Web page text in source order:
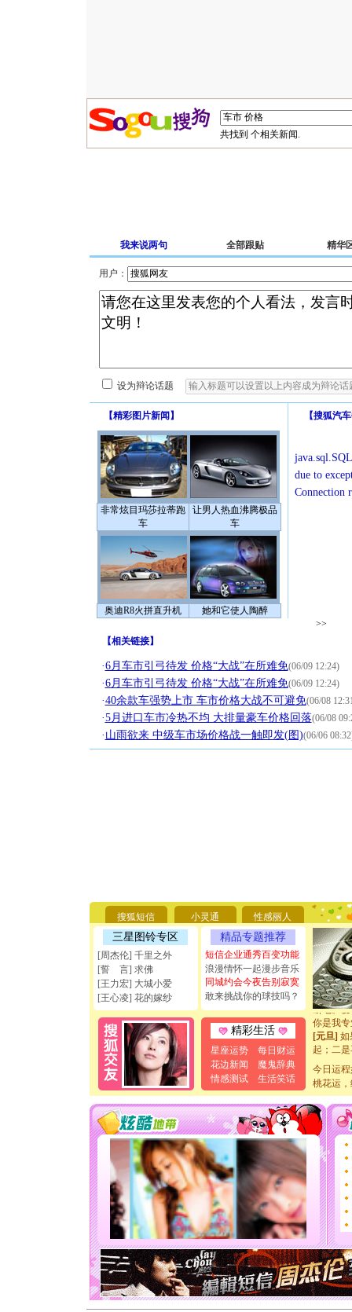
共找到 个相关新闻.
我来说两句 全部跟贴 精华
用户：
设为辩论话题
【精彩图片新闻 】
非常炫目玛莎拉蒂跑
车
让男人热血沸腾极品
车
奥迪R8火拼直升机 她和它使人陶醉
【搜狐汽
due to
Connection
>>
【相关链接】
·6月车市引弓待发 价格“大战”在所难免(06/09 12:24)
·6月车市引弓待发 价格“大战”在所难免(06/09 12:24)
·40余款车强势上市 车市价格大战不可避免(06/08
·5月进口车市冷热不均 大排量豪车价格回落(06/08
· 山雨欲来 中级车市场价格战一触即发(图)(06/06
搜狐短信 小灵通 性感丽人
三星图铃专区
[周杰伦] 千里之外
[誓 言] 求佛
[王力宏] 大城小爱
[王心凌] 花的嫁纱
精品专题推荐
短信企业通秀百变功能
浪漫情怀一起漫步音乐
同城约会今夜告别寂寞
敢来挑战你的球技吗？
精彩生活
星座运势
每日财运
花边新闻
魔鬼辞典
情感测试
生活笑话
要平安
[圣诞节]
能正大
天都要
[圣诞节]
如意,快
[元旦]看
断电。
你是我
[元旦]如
起；二
离。水
[元旦]当
泣，这
卖了。
[春节]风
颜！冬
道一声
[春节]
片叶子
送你一
[圣诞节]
你太多
要平安
[圣诞节]
能正大
天都要
[圣诞节]
如意,快
[元旦]看
今日运
桃花运